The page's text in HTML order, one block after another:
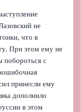
не
что в
При этом ему не
побороться с
принесли ему
дополнило
в этом